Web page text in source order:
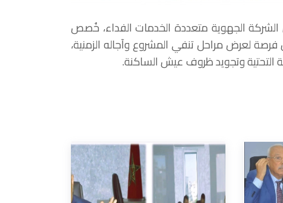
الجهوية متعددة الخدمات الفداء، خُصص
لعرض مراحل تنفي المشروع وآجاله الزمنية،
التحتية وتجويد ظروف عيش الساكنة.